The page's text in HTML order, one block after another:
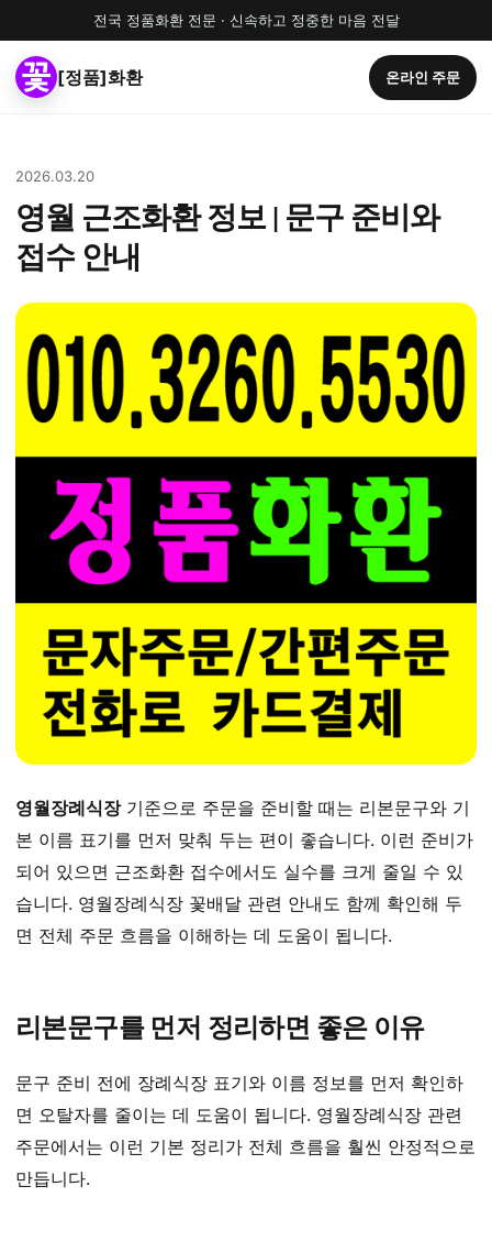
전국 정품화환 전문 · 신속하고 정중한 마음 전달
[정품]화환 온라인 주문
2026.03.20
영월 근조화환 정보 | 문구 준비와
접수 안내
영월장례식장기준으로 주문을 준비할 때는 리본문구와 기
본 이름 표기를 먼저 맞춰 두는 편이 좋습니다. 이런 준비가
되어 있으면 근조화환 접수에서도 실수를 크게 줄일 수 있
습니다. 영월장례식장 꽃배달 관련 안내도 함께 확인해 두
면 전체 주문 흐름을 이해하는 데 도움이 됩니다.
리본문구를 먼저 정리하면 좋은 이유
문구 준비 전에 장례식장 표기와 이름 정보를 먼저 확인하
면 오탈자를 줄이는 데 도움이 됩니다. 영월장례식장 관련
주문에서는 이런 기본 정리가 전체 흐름을 훨씬 안정적으로
만듭니다.